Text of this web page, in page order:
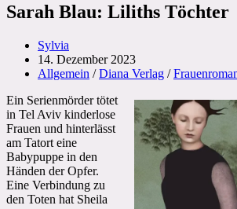
Sarah Blau: Liliths Töchter
Beitrags-
Autor:
Sylvia
Beitrag
veröffentlicht:
14. Dezember 2023
Beitrags-
Allgemein / Diana Verlag /
Ein Serienmörder tötet
in Tel Aviv kinderlose
Frauen und hinterlässt
am Tatort eine
Babypuppe in den
Händen der Opfer.
Eine Verbindung zu
den Toten hat Sheila